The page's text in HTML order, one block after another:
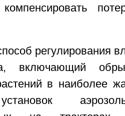
регулирования
включающий
в наиболее